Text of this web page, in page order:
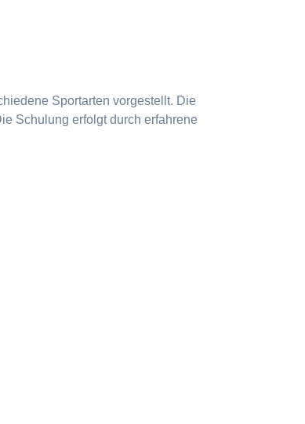
Sportarten vorgestellt. Die
Schulung erfolgt durch erfahrene